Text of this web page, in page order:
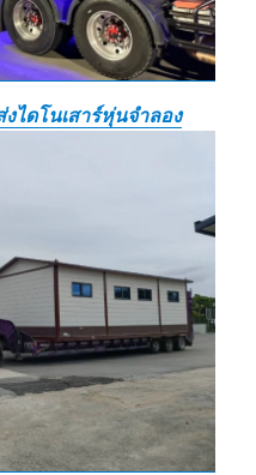
ไดโนเสาร์หุ่นจำลอง